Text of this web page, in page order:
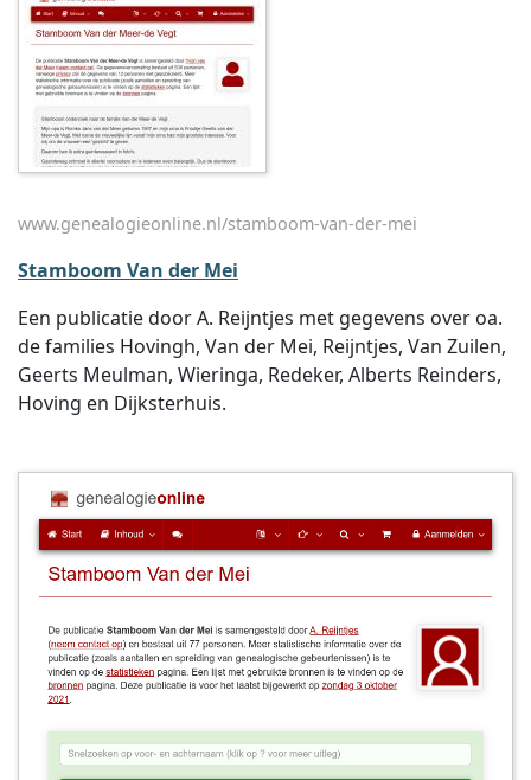
www.genealogieonline.nl/stamboom-van-der-mei
Stamboom Van der Mei
Een publicatie door A. Reijntjes met gegevens over oa.
de families Hovingh, Van der Mei, Reijntjes, Van Zuilen,
Geerts Meulman, Wieringa, Redeker, Alberts Reinders,
Hoving en Dijksterhuis.